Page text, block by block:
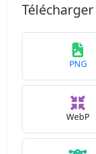
Télécharger
PNG
WebP